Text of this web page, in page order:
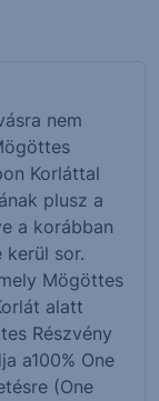
nem
Korláttal
plusz a
a korábban
sor.
Mögöttes
alatt
Részvény
a100% One
(One